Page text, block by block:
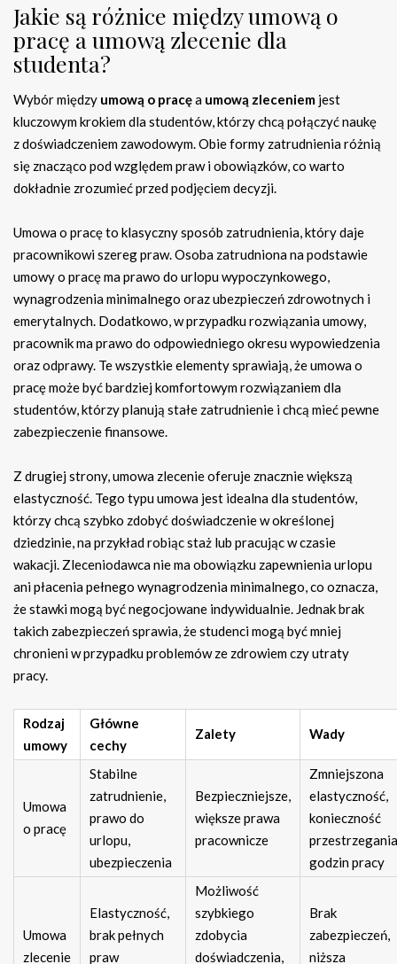
Jakie są różnice między umową o
pracę a umową zlecenie dla
studenta?
Wybór między umową o pracęa umową zleceniem jest
kluczowym krokiem dla studentów, którzy chcą połączyć naukę
z doświadczeniem zawodowym. Obie formy zatrudnienia różnią
się znacząco pod względem praw i obowiązków, co warto
dokładnie zrozumieć przed podjęciem decyzji.
Umowa o pracę to klasyczny sposób zatrudnienia, który daje
pracownikowi szereg praw. Osoba zatrudniona na podstawie
umowy o pracę ma prawo do urlopu wypoczynkowego,
wynagrodzenia minimalnego oraz ubezpieczeń zdrowotnych i
emerytalnych. Dodatkowo, w przypadku rozwiązania umowy,
pracownik ma prawo do odpowiedniego okresu wypowiedzenia
oraz odprawy. Te wszystkie elementy sprawiają, że umowa o
pracę może być bardziej komfortowym rozwiązaniem dla
studentów, którzy planują stałe zatrudnienie i chcą mieć pewne
zabezpieczenie finansowe.
Z drugiej strony, umowa zlecenie oferuje znacznie większą
elastyczność. Tego typu umowa jest idealna dla studentów,
którzy chcą szybko zdobyć doświadczenie w określonej
dziedzinie, na przykład robiąc staż lub pracując w czasie
wakacji. Zleceniodawca nie ma obowiązku zapewnienia urlopu
ani płacenia pełnego wynagrodzenia minimalnego, co oznacza,
że stawki mogą być negocjowane indywidualnie. Jednak brak
takich zabezpieczeń sprawia, że studenci mogą być mniej
chronieni w przypadku problemów ze zdrowiem czy utraty
pracy.
Rodzaj
umowy
Główne
cechy
Zalety Wady
Umowa
o pracę
Stabilne
zatrudnienie,
prawo do
urlopu,
ubezpieczenia
Bezpieczniejsze,
większe prawa
pracownicze
Zmniejszona
elastyczność,
konieczność
przestrzegania
godzin pracy
Umowa
zlecenie
Elastyczność,
brak pełnych
praw
Możliwość
szybkiego
zdobycia
doświadczenia,
Brak
zabezpieczeń,
niższa